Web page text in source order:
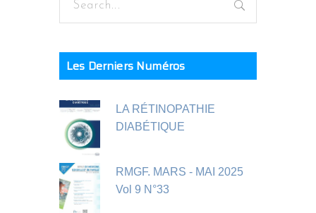
Les Derniers Numéros
LA RÉTINOPATHIE
DIABÉTIQUE
RMGF. MARS - MAI 2025
Vol 9 N°33